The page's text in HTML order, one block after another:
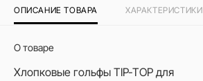
ОПИСАНИЕ ТОВАРА ХАРАКТЕРИСТИКИ
О товаре
Хлопковые гольфы TIP-TOP для